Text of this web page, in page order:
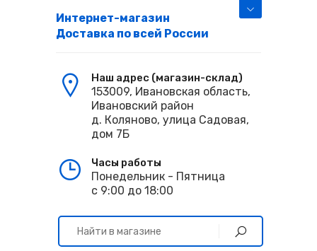
Интернет-магазин
Доставка по всей России
Наш адрес (магазин-склад)
153009, Ивановская область,
Ивановский район
д. Коляново, улица Садовая,
дом 7Б
Часы работы
Понедельник - Пятница
с 9:00 до 18:00